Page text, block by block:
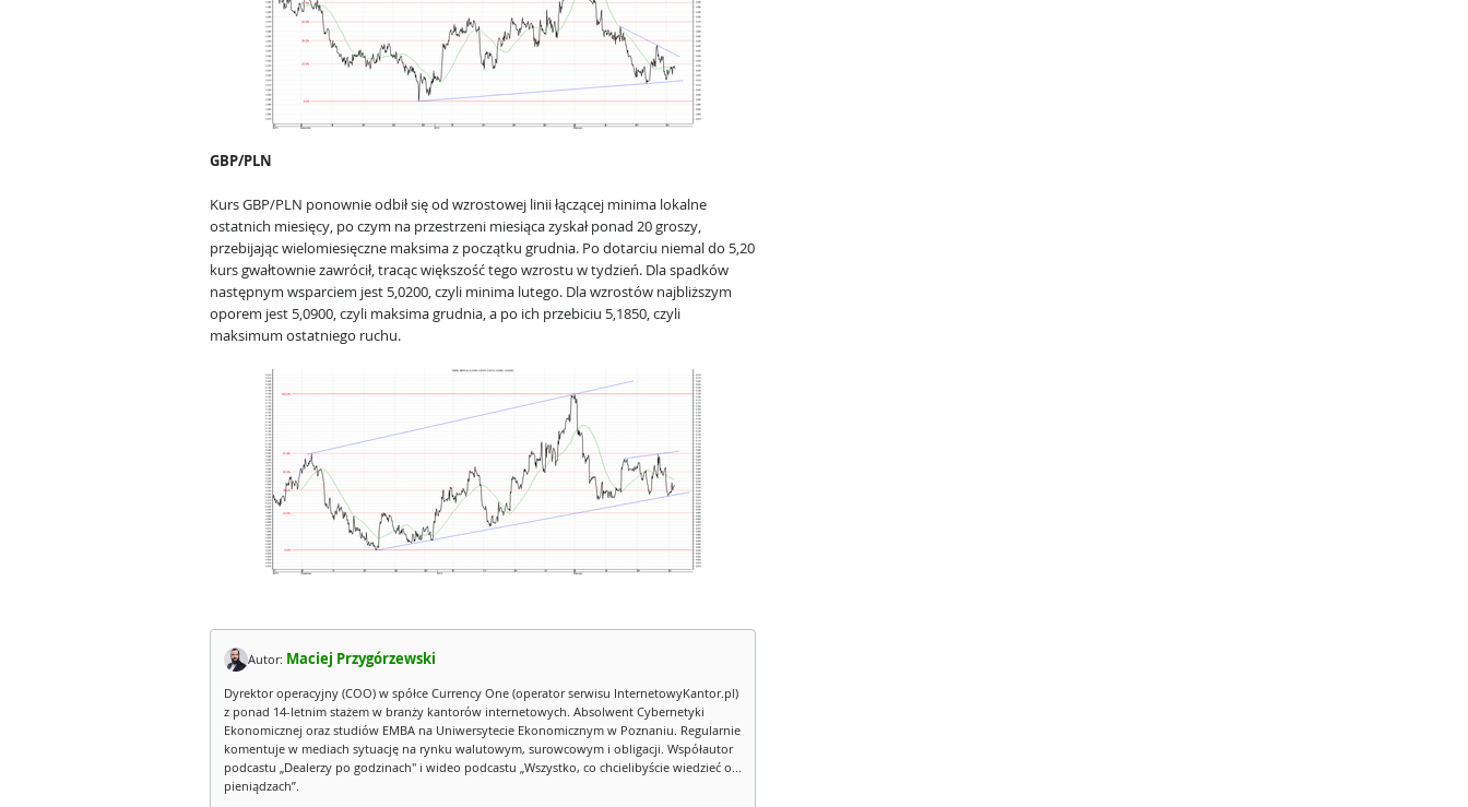
GBP/PLN
Kurs GBP/PLN ponownie odbił się od wzrostowej linii łączącej minima lokalne
ostatnich miesięcy, po czym na przestrzeni miesiąca zyskał ponad 20 groszy,
przebijając wielomiesięczne maksima z początku grudnia. Po dotarciu niemal do 5,20
kurs gwałtownie zawrócił, tracąc większość tego wzrostu w tydzień. Dla spadków
następnym wsparciem jest 5,0200, czyli minima lutego. Dla wzrostów najbliższym
oporem jest 5,0900, czyli maksima grudnia, a po ich przebiciu 5,1850, czyli
maksimum ostatniego ruchu.
Autor: Maciej Przygórzewski
Dyrektor operacyjny (COO) w spółce Currency One (operator serwisu InternetowyKantor.pl)
z ponad 14-letnim stażem w branży kantorów internetowych. Absolwent Cybernetyki
Ekonomicznej oraz studiów EMBA na Uniwersytecie Ekonomicznym w Poznaniu. Regularnie
komentuje w mediach sytuację na rynku walutowym, surowcowym i obligacji. Współautor
podcastu „Dealerzy po godzinach" i wideo podcastu „Wszystko, co chcielibyście wiedzieć o...
pieniądzach”.